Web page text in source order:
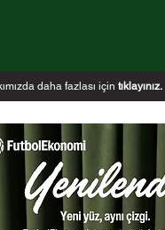
daha fazlası için tıklayınız.